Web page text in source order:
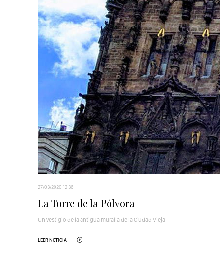
27/03/2020 12:36
La Torre de la Pólvora
Un vestigio de la antigua muralla de la Ciudad Vieja
LEER NOTICIA